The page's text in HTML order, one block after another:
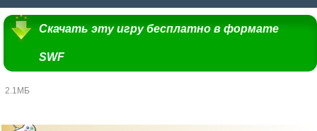
Скачать эту игру бесплатно в формате
SWF
2.1МБ